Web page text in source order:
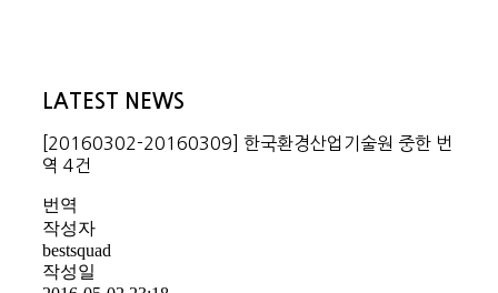
LATEST NEWS
[20160302-20160309] 한국환경산업기술원 중한 번
역 4건
번역
작성자
bestsquad
작성일